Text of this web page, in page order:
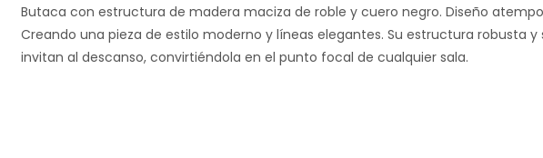
Butaca con estructura de madera maciza de roble y cuero negro. Diseño
Creando una pieza de estilo moderno y líneas elegantes. Su estructura robusta y
invitan al descanso, convirtiéndola en el punto focal de cualquier sala.